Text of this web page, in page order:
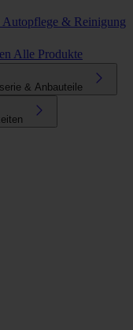
Autopflege & Reinigung
Alle Produkte
& Anbauteile